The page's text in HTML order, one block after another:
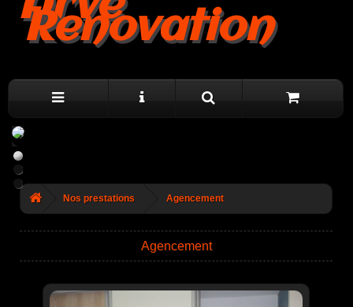
Renovation
Nos prestations Agencement
Agencement